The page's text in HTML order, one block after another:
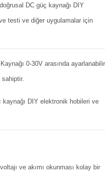
DC güç kaynağı DIY
testi ve diğer uygulamalar için
0-30V arasında ayarlanabilir
sahiptir.
DIY elektronik hobileri ve
ve akımı okunması kolay bir